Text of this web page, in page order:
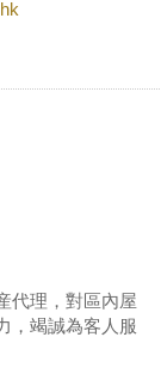
代理，對區內屋
，竭誠為客人服